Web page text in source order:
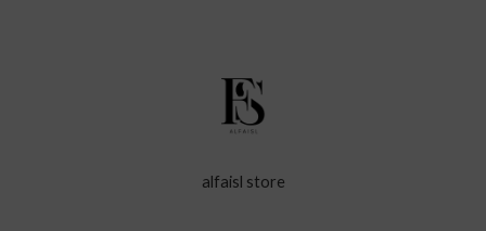
alfaisl store